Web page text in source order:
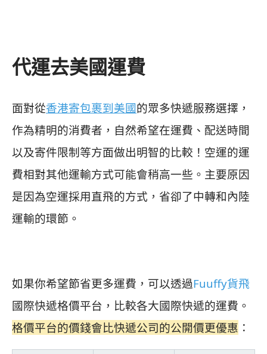
代運去美國運費
面對從香港寄包裹到美國的眾多快遞服務選擇，
作為精明的消費者，自然希望在運費、配送時間
以及寄件限制等方面做出明智的比較！ 空運的運
費相對其他運輸方式可能會稍高一些。主要原因
是因為空運採用直飛的方式，省卻了中轉和內陸
運輸的環節。
如果你希望節省更多運費，可以透過Fuuffy貨飛
國際快遞格價平台，比較各大國際快遞的運費。
格價平台的價錢會比快遞公司的公開價更優惠 ：